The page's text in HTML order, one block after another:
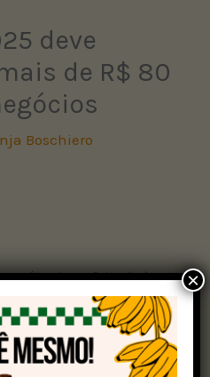
deve
de R$ 80
Boschiero
até quinta-feira (15) o
do Brasil: a 13ª
(Feibanana
na cidade de
×